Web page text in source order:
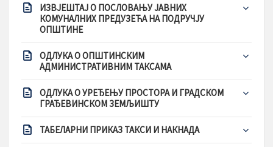
ИЗВЈЕШТАЈ О ПОСЛОВАЊУ ЈАВНИХ
КОМУНАЛНИХ ПРЕДУЗЕЋА НА ПОДРУЧЈУ
ОПШТИНЕ
ОДЛУКА О ОПШТИНСКИМ
АДМИНИСТРАТИВНИМ ТАКСАМА
ОДЛУКА О УРЕЂЕЊУ ПРОСТОРА И ГРАДСКОМ
ГРАЂЕВИНСКОМ ЗЕМЉИШТУ
ТАБЕЛАРНИ ПРИКАЗ ТАКСИ И НАКНАДА